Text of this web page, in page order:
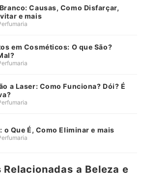
Causas, Como Disfarçar,
e mais
em Cosméticos: O que São?
a Laser: Como Funciona? Dói? É
o Que É, Como Eliminar e mais
a Beleza e